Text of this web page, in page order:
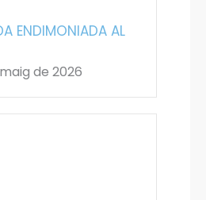
ENDIMONIADA AL
de 2026